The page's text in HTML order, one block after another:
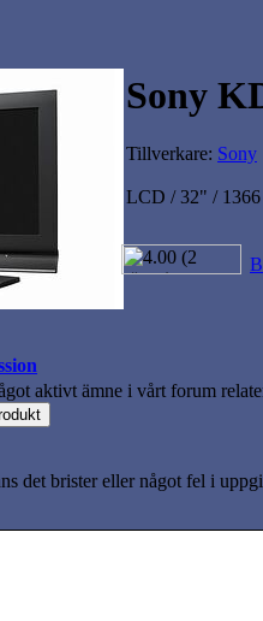
Sony
Tillverkare: Sony
LCD / 32" /
aktivt ämne i vårt forum
det brister eller något fel i